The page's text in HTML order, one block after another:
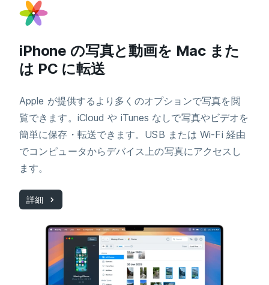
iPhone の写真と動画を Mac また
は PC に転送
Apple が提供するより多くのオプションで写真を閲
覧できます。iCloud や iTunes なしで写真やビデオを
簡単に保存・転送できます。USB または Wi-Fi 経由
でコンピュータからデバイス上の写真にアクセスし
ます。
詳細